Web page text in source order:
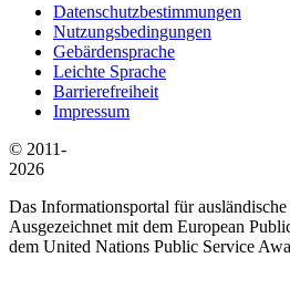
Datenschutzbestimmungen
Nutzungsbedingungen
Gebärdensprache
Leichte Sprache
Barrierefreiheit
Impressum
© 2011-
2026
Das Informationsportal für
Ausgezeichnet mit dem European
dem United Nations Public Service